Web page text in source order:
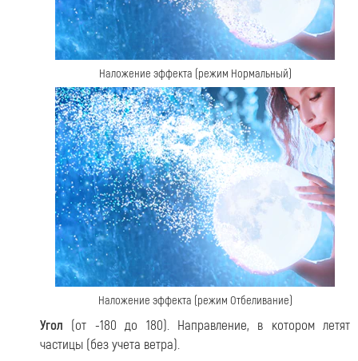
Наложение эффекта (режим Нормальный)
Наложение эффекта (режим Отбеливание)
Угол (от -180 до 180). Направление, в котором летят
частицы (без учета ветра).